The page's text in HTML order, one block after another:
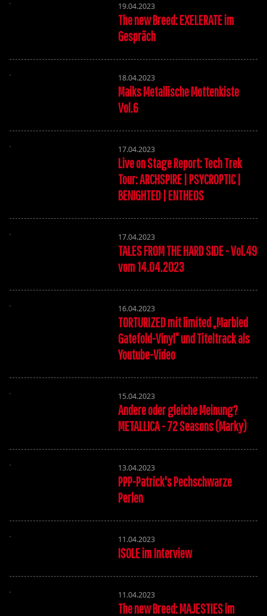
19.04.2023
The new Breed: EXELERATE im
Gespräch
18.04.2023
Maiks Metallische Mottenkiste
Vol.6
17.04.2023
Live on Stage Report: Tech Trek
Tour: ARCHSPIRE | PSYCROPTIC |
BENIGHTED | ENTHEOS
17.04.2023
TALES FROM THE HARD SIDE - Vol.49
vom 14.04.2023
16.04.2023
TORTURIZED mit limited „Marbled
Gatefold-Vinyl“ und Titeltrack als
Youtube-Video
15.04.2023
Andere oder gleiche Meinung?
METALLICA - 72 Seasons (Marky)
13.04.2023
PPP-Patrick's Pechschwarze
Perlen
11.04.2023
ISOLE im Interview
11.04.2023
The new Breed: MAJESTIES im